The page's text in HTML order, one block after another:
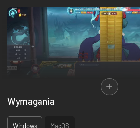
Wymagania
Windows MacOS